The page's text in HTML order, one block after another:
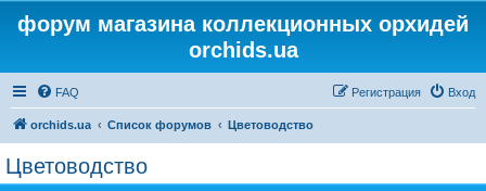
форум магазина коллекционных орхидей
orchids.ua
FAQ Вход
Регистрация
orchids.ua Список форумов Цветоводство
Цветоводство